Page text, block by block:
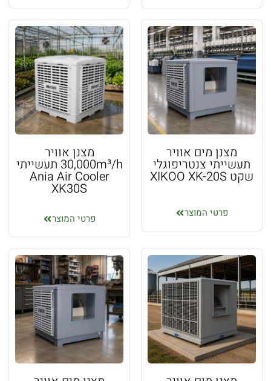
מצנן מים אוויר
תעשייתי צנטריפוגלי
שקט XIKOO XK-20S
פרטי המוצר
מצנן אוויר
30,000m³/h תעשייתי
Ania Air Cooler
XK30S
פרטי המוצר